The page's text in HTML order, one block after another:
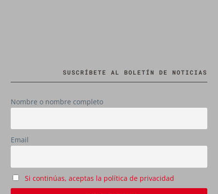
SUSCRÍBETE AL BOLETÍN DE NOTICIAS
Nombre o nombre completo
Email
Si continúas, aceptas la política de privacidad